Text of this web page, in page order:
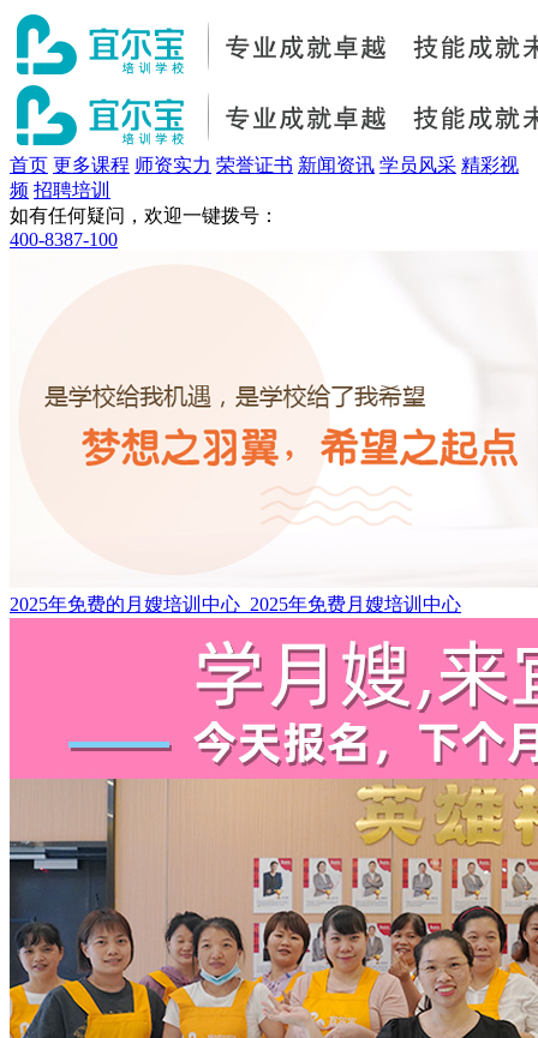
首页 更多课程 师资实力 荣誉证书 新闻资讯 学员风采 精彩视
频 招聘培训
如有任何疑问，欢迎一键拨号：
400-8387-100
2025年免费的月嫂培训中心_2025年免费月嫂培训中心